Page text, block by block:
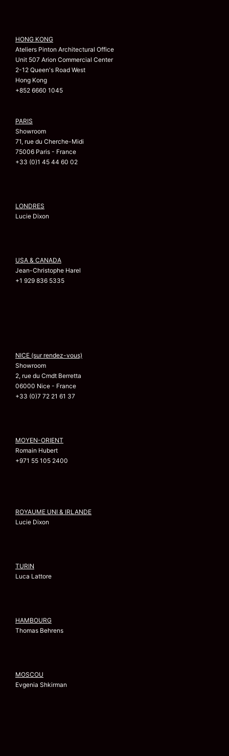
HONG KONG
Ateliers Pinton Architectural Office
Unit 507 Arion Commercial Center
2-12 Queen's Road West
Hong Kong
+852 6660 1045
PARIS
Showroom
71, rue du Cherche-Midi
75006 Paris - France
+33 (0)1 45 44 60 02
LONDRES
Lucie Dixon
USA & CANADA
Jean-Christophe Harel
+1 929 836 5335
NICE (sur rendez-vous)
Showroom
2, rue du Cmdt Berretta
06000 Nice - France
+33 (0)7 72 21 61 37
MOYEN-ORIENT
Romain Hubert
+971 55 105 2400
ROYAUME UNI & IRLANDE
Lucie Dixon
TURIN
Luca Lattore
HAMBOURG
Thomas Behrens
MOSCOU
Evgenia Shkirman